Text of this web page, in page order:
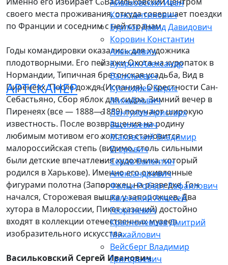
АРТСКАНЕР
Айвазовский Иван
Константинович
Бурлюк Давид Давидович
Коровин Константин
Алексеевич
Куприн Александр
Васильевич
Кустодиев Борис
Михайлович
Лентулов Аристарх
Васильевич
Маковский Владимир
Егорович
Серов Валентин
Александрович
Фальк Роберт Рафаилович
Явленский Алексей
Георгиевич
Краснопевцев Дмитрий
Михайлович
Вейсберг Владимир
Григорьевич
своего места проживания, откуда совершает поездки
по Франции и соседним с ней странам.
Годы командировки оказались для художника
плодотворными. Его пейзажи Охота на куропаток в
Нормандии, Типичная бретонская усадьба, Вид в
Пиренеях, После дождя (Испания), Окрестности Сан-
Себастьяно, Сбор яблок для сидра, Зимний вечер в
Пиренеях (все — 1888—1889) получают широкую
известность. После возвращения на родину
любимым мотивом его холстов становится
малороссийская степь (видимо, столь сильными
были детские впечатления художника, который
родился в Харькове). Именно его оживленные
фигурами полотна (Запорожец на разведке, Гон
начался, Сторожевая вышка у запорожцев, Два
хутора в Малороссии, Пикет казачий) достойно
входят в коллекции отечественных музеев
изобразительного искусства.
Васильковский Сергей Иванович